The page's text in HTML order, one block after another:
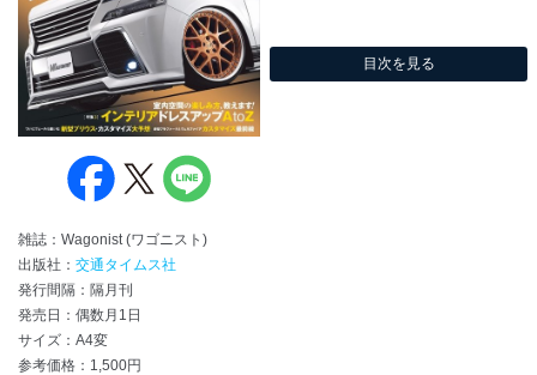
雑誌：Wagonist (ワゴニスト)
出版社： 交通タイムス社
発行間隔：隔月刊
発売日：偶数月1日
サイズ：A4変
参考価格：1,500円
目次を見る